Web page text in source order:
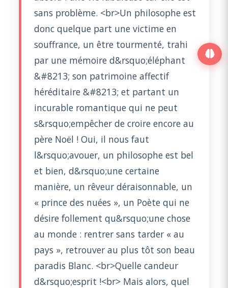
sans problème. <br>Un philosophe est
donc quelque part une victime en
souffrance, un être tourmenté, trahi
par une mémoire d&rsquo;éléphant
&#8213; son patrimoine affectif
héréditaire &#8213; et partant un
incurable romantique qui ne peut
s&rsquo;empêcher de croire encore au
père Noël ! Oui, il nous faut
l&rsquo;avouer, un philosophe est bel
et bien, d&rsquo;une certaine
manière, un rêveur déraisonnable, un
« prince des nuées », un Poète qui ne
désire follement qu&rsquo;une chose
au monde : rentrer sans tarder « au
pays », retrouver au plus tôt son beau
paradis Blanc. <br>Quelle candeur
d&rsquo;esprit !<br> Mais alors, quel